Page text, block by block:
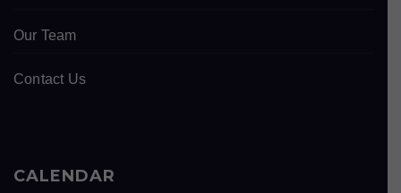
Our Team
Contact Us
CALENDAR